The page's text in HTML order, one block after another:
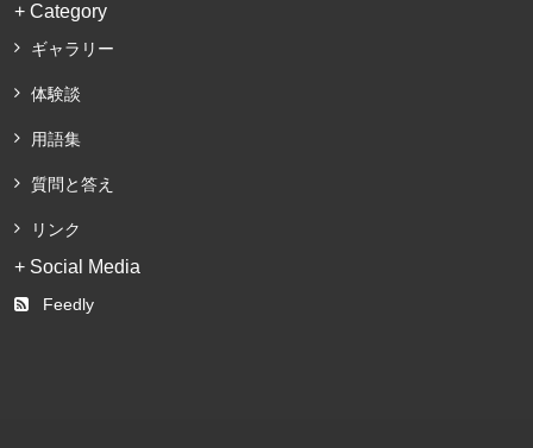
+ Category
ギャラリー
体験談
用語集
質問と答え
リンク
+ Social Media
Feedly